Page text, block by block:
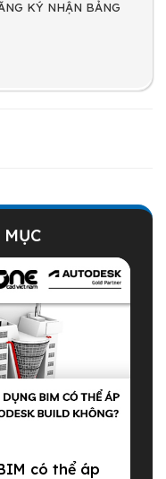
KÝ NHẬN BẢNG
có thể áp